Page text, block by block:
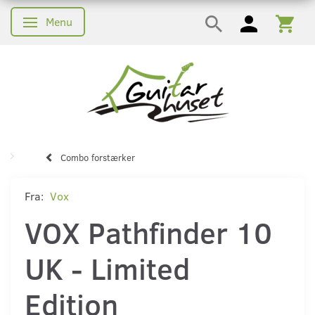
Skifte navigation
Menu
Combo forstærker
Fra: Vox
VOX Pathfinder 10
UK - Limited
Edition